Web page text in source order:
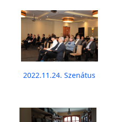
2022.11.24. Szenátus